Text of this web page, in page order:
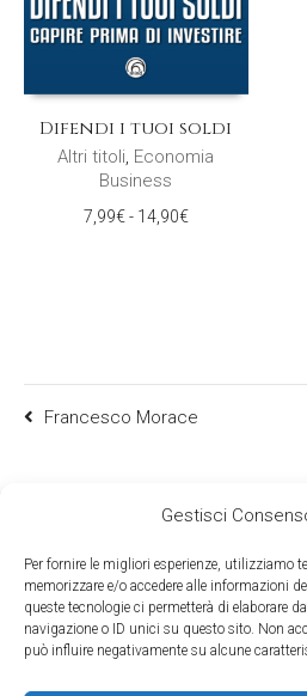
Gestisci
Per fornire le migliori esperienze, utilizziamo
memorizzare e/o accedere alle informazioni
queste tecnologie ci permetterà di elaborare
navigazione o ID unici su questo sito. Non
può influire negativamente su alcune
Difendi i tuoi soldi
Altri titoli, Economia
Business
7,99€- 14,90€Fascia
Francesco Morace